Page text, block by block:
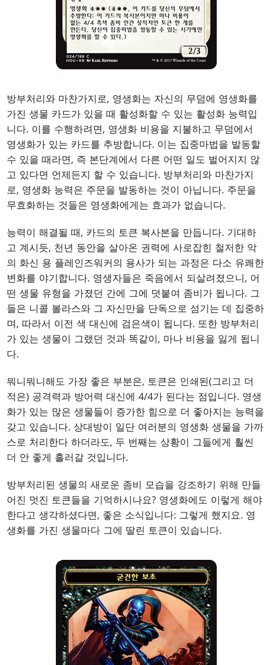
방부처리와 마찬가지로, 영생화는 자신의 무덤에 영생화를
가진 생물 카드가 있을 때 활성화할 수 있는 활성화 능력입
니다. 이를 수행하려면, 영생화 비용을 지불하고 무덤에서
영생화가 있는 카드를 추방합니다. 이는 집중마법을 발동할
수 있을 때라면, 즉 본단계에서 다른 어떤 일도 벌어지지 않
고 있다면 언제든지 할 수 있습니다. 방부처리와 마찬가지
로, 영생화 능력은 주문을 발동하는 것이 아닙니다. 주문을
무효화하는 것들은 영생화에게는 효과가 없습니다.
능력이 해결될 때, 카드의 토큰 복사본을 만듭니다. 기대하
고 계시듯, 천년 동안을 살아온 권력에 사로잡힌 철저한 악
의 화신 용 플레인즈워커의 용사가 되는 과정은 다소 유쾌한
변화를 야기합니다. 영생자들은 죽음에서 되살려졌으니, 어
떤 생물 유형을 가졌던 간에 그에 덧붙여 좀비가 됩니다. 그
들은 니콜 볼라스와 그 자신만을 단독으로 섬기는 데 집중하
며, 따라서 이전 색 대신에 검은색이 됩니다. 또한 방부처리
가 있는 생물이 그랬던 것과 똑같이, 마나 비용을 잃게 됩니
다.
뭐니뭐니해도 가장 좋은 부분은, 토큰은 인쇄된(그리고 더
적은) 공격력과 방어력 대신에 4/4가 된다는 점입니다. 영생
화가 있는 많은 생물들이 증가한 힘으로 더 좋아지는 능력을
갖고 있습니다. 상대방이 일단 여러분의 영생화 생물을 가까
스로 처리한다 하더라도, 두 번째는 상황이 그들에게 훨씬
더 안 좋게 흘러갈 것입니다.
방부처리된 생물의 새로운 좀비 모습을 강조하기 위해 만들
어진 멋진 토큰들을 기억하시나요? 영생화에도 이렇게 해야
한다고 생각하셨다면, 좋은 소식입니다: 그렇게 했지요. 영
생화를 가진 생물마다 그에 딸린 토큰이 있습니다.